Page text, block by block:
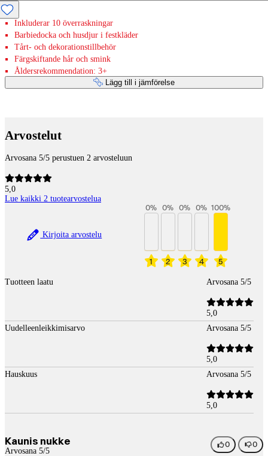
Inkluderar 10 överraskningar
Barbiedocka och husdjur i festkläder
Tårt- och dekorationstillbehör
Färgskiftande hår och smink
Åldersrekommendation: 3+
Lägg till i jämförelse
Arvostelut
Arvosana 5/5 perustuen 2 arvosteluun
5,0
Lue kaikki 2 tuotearvostelua
Kirjoita arvostelu
1
0%
2
0%
3
0%
4
0%
5
100%
Tuotteen laatu Arvosana 5/5
5,0
Uudelleenleikkimisarvo
Arvosana 5/5
5,0
Hauskuus
Arvosana 5/5
5,0
Kaunis nukke
Arvosana 5/5
0 0